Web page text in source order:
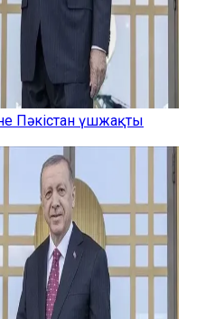
Пәкістан үшжақты